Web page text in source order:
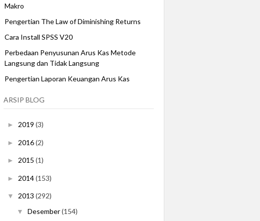
Makro
Pengertian The Law of Diminishing Returns
Cara Install SPSS V20
Perbedaan Penyusunan Arus Kas Metode
Langsung dan Tidak Langsung
Pengertian Laporan Keuangan Arus Kas
ARSIP BLOG
► 2019 (3)
► 2016(2)
► 2015 (1)
► 2014(153)
▼ 2013 (292)
▼ Desember(154)